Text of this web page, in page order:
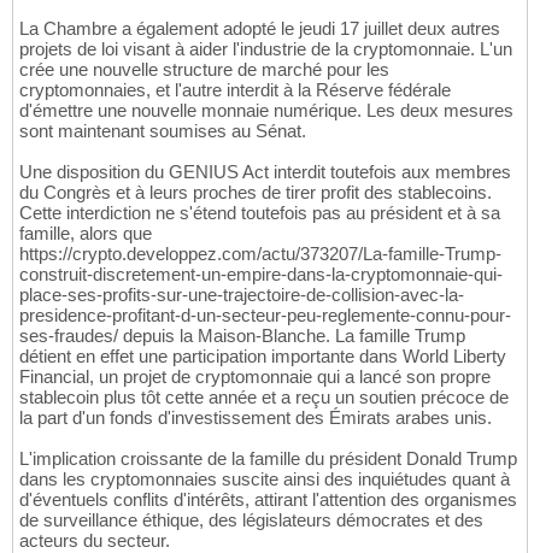
La Chambre a également adopté le jeudi 17 juillet deux autres
projets de loi visant à aider l'industrie de la cryptomonnaie. L'un
crée une nouvelle structure de marché pour les
cryptomonnaies, et l'autre interdit à la Réserve fédérale
d'émettre une nouvelle monnaie numérique. Les deux mesures
sont maintenant soumises au Sénat.
Une disposition du GENIUS Act interdit toutefois aux membres
du Congrès et à leurs proches de tirer profit des stablecoins.
Cette interdiction ne s'étend toutefois pas au président et à sa
famille, alors que
https://crypto.developpez.com/actu/373207/La-famille-Trump-
construit-discretement-un-empire-dans-la-cryptomonnaie-qui-
place-ses-profits-sur-une-trajectoire-de-collision-avec-la-
presidence-profitant-d-un-secteur-peu-reglemente-connu-pour-
ses-fraudes/ depuis la Maison-Blanche. La famille Trump
détient en effet une participation importante dans World Liberty
Financial, un projet de cryptomonnaie qui a lancé son propre
stablecoin plus tôt cette année et a reçu un soutien précoce de
la part d'un fonds d'investissement des Émirats arabes unis.
L'implication croissante de la famille du président Donald Trump
dans les cryptomonnaies suscite ainsi des inquiétudes quant à
d'éventuels conflits d'intérêts, attirant l'attention des organismes
de surveillance éthique, des législateurs démocrates et des
acteurs du secteur.